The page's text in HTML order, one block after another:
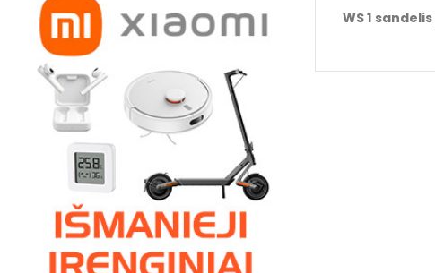
WS 1 sandelis